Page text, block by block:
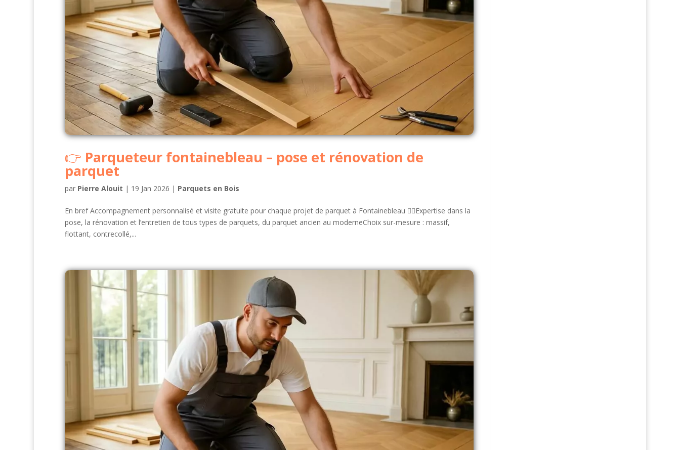
Parqueteur fontainebleau – pose et rénovation de
parquet
par Pierre Alouit | 19 Jan 2026 | Parquets en Bois
En bref Accompagnement personnalisé et visite gratuite pour chaque projet de parquet à Fontainebleau 👷‍♂️Expertise dans la
pose, la rénovation et l’entretien de tous types de parquets, du parquet ancien au moderneChoix sur-mesure : massif,
flottant, contrecollé,...